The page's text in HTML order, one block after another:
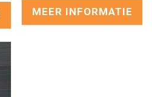
MEER INFORMATIE